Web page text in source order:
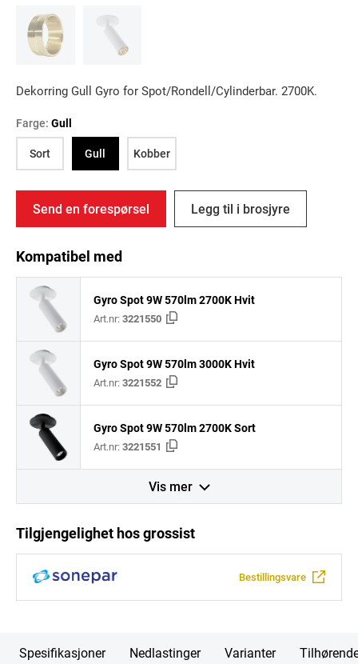
Dekorring Gull Gyro for Spot/Rondell/Cylinderbar. 2700K.
Farge: Gull
Sort
Gull Kobber
Send en forespørsel Legg til i brosjyre
Kompatibel med
Gyro Spot 9W 570lm 2700K Hvit
Art.nr:3221550
Gyro Spot 9W 570lm 3000K Hvit
Art.nr:3221552
Gyro Spot 9W 570lm 2700K Sort
Art.nr:3221551
Vis mer
Tilgjengelighet hos grossist
Bestillingsvare
Spesifikasjoner Nedlastinger Varianter